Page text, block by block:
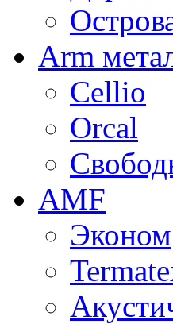
Arm
Cellio
Orcal
AMF
Эконом